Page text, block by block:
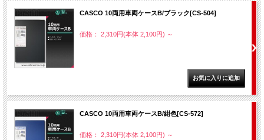
CASCO 10両用車両ケースB/ブラック[CS-504]
価格： 2,310円(本体 2,100円) ～
CASCO 10両用車両ケースB/紺色[CS-572]
価格： 2,310円(本体 2,100円) ～